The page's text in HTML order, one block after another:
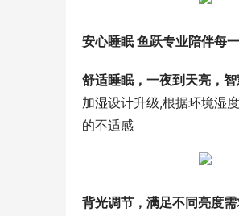
安心睡眠 鱼跃专业陪伴每
舒适睡眠，一夜到天亮，
加湿设计升级,根据环境湿
的不适感
背光调节，满足不同亮度需